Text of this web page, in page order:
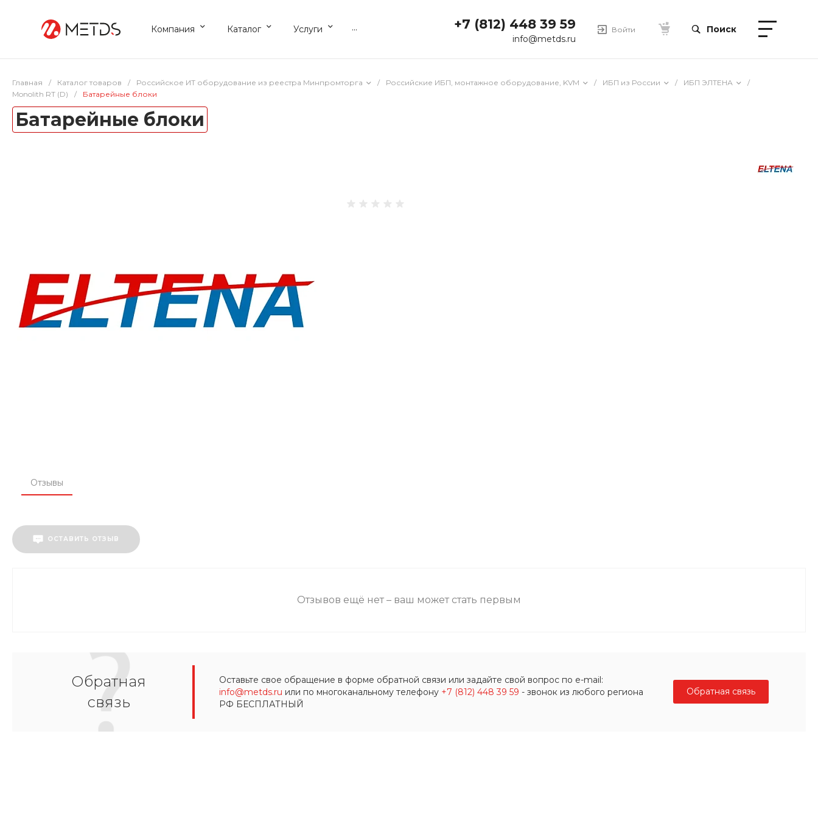
Компания Каталог Услуги ... +7 (812) 448 39 59
info@metds.ru
Войти Поиск
Главная / Каталог товаров / Российское ИТ оборудование из реестра Минпромторга / Российские ИБП, монтажное оборудование, KVM / ИБП из России / ИБП ЭЛТЕНА
/
Monolith RT (D)
/ Батарейные блоки
Батарейные блоки
Отзывы
ОСТАВИТЬ ОТЗЫВ
Отзывов ещё нет – ваш может стать первым
Обратная
связь
Оставьте свое обращение в форме обратной связи или задайте свой вопрос по e-mail:
info@metds.ru или по многоканальному телефону +7 (812) 448 39 59 - звонок из любого региона
РФ БЕСПЛАТНЫЙ
Обратная связь